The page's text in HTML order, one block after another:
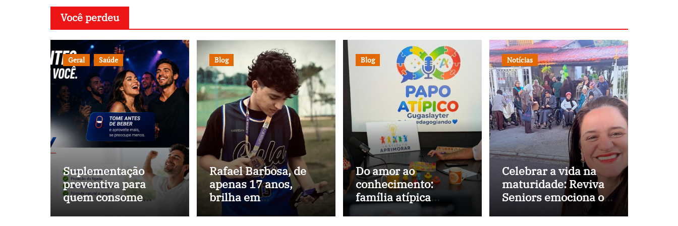
Você perdeu
Geral Saúde
Suplementação
preventiva para
quem consome
Blog
Rafael Barbosa, de
apenas 17 anos,
brilha em
campeonato de base
Blog
Do amor ao
conhecimento:
família atípica
transforma a própria
Notícias
Celebrar a vida na
maturidade: Reviva
Seniors emociona o
país ao unir alta